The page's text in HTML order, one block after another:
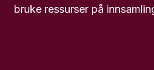
bruke ressurser på